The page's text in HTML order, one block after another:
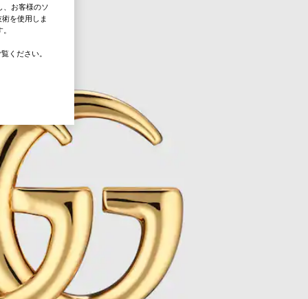
、お客様のソ
を使用しま
ください。